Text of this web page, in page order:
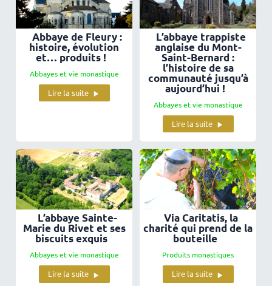
Abbaye de Fleury :
histoire, évolution
et… produits !
Abbayes et vie monastique
Lire la suite
L’abbaye trappiste
anglaise du Mont-
Saint-Bernard :
l’histoire de sa
communauté jusqu’à
aujourd’hui !
Abbayes et vie monastique
Lire la suite
L’abbaye Sainte-
Marie du Rivet et ses
biscuits exquis
Abbayes et vie monastique
Lire la suite
Via Caritatis, la
charité qui prend de la
bouteille
Produits monastiques
Lire la suite